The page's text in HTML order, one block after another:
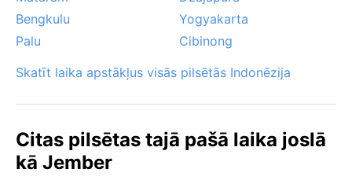
Bengkulu
Yogyakarta
Palu
Cibinong
Skatīt laika apstākļus visās pilsētās Indonēzija
Citas pilsētas tajā pašā laika joslā
kā Jember